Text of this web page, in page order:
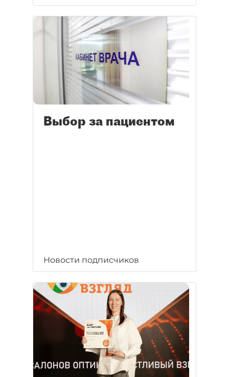
Выбор за пациентом
Новости подписчиков